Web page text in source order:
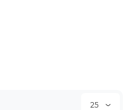
25